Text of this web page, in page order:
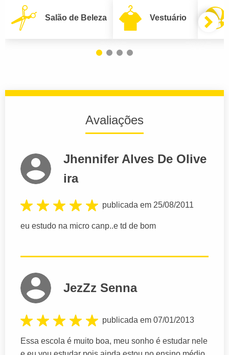
Salão de Beleza Vestuário
Avaliações
Jhennifer Alves De Olive
ira
publicada em 25/08/2011
eu estudo na micro canp..e td de bom
JezZz Senna
publicada em 07/01/2013
Essa escola é muito boa, meu sonho é estudar nele